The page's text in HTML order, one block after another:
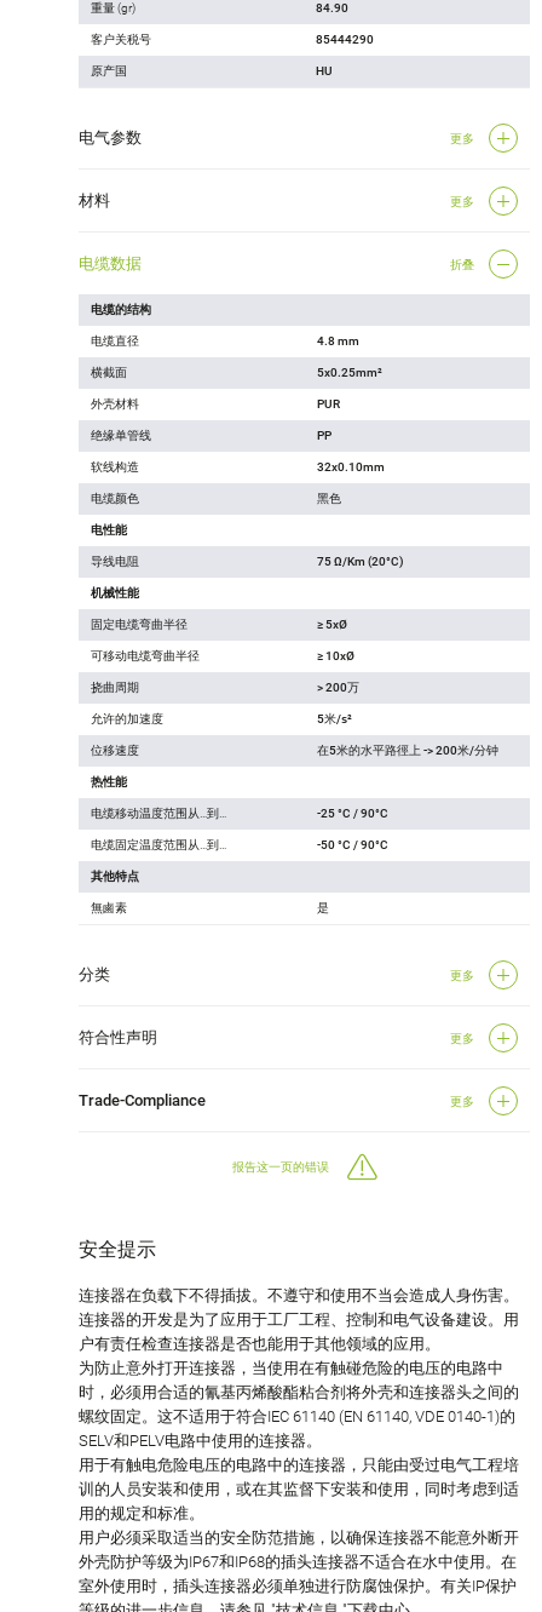
重量 (gr) 84.90
客户关税号 85444290
原产国 HU
电气参数 更多
材料 更多
电缆数据 折叠
电缆的结构
电缆直径 4.8 mm
横截面 5x0.25mm²
外壳材料 PUR
绝缘单管线 PP
软线构造 32x0.10mm
电缆颜色 黑色
电性能
导线电阻 75 Ω/Km (20°C)
机械性能
固定电缆弯曲半径 ≥ 5xØ
可移动电缆弯曲半径 ≥ 10xØ
挠曲周期 > 200万
允许的加速度 5米/s²
位移速度 在5米的水平路徑上 -> 200米/分钟
热性能
电缆移动温度范围从…到… -25 °C / 90°C
电缆固定温度范围从…到… -50 °C / 90°C
其他特点
無鹵素 是
分类 更多
符合性声明 更多
Trade-Compliance 更多
报告这一页的错误
安全提示
连接器在负载下不得插拔。不遵守和使用不当会造成人身伤害。
连接器的开发是为了应用于工厂工程、控制和电气设备建设。用
户有责任检查连接器是否也能用于其他领域的应用。
为防止意外打开连接器，当使用在有触碰危险的电压的电路中
时，必须用合适的氰基丙烯酸酯粘合剂将外壳和连接器头之间的
螺纹固定。这不适用于符合IEC 61140 (EN 61140, VDE 0140-1)的
SELV和PELV电路中使用的连接器。
用于有触电危险电压的电路中的连接器，只能由受过电气工程培
训的人员安装和使用，或在其监督下安装和使用，同时考虑到适
用的规定和标准。
用户必须采取适当的安全防范措施，以确保连接器不能意外断开
外壳防护等级为IP67和IP68的插头连接器不适合在水中使用。在
室外使用时，插头连接器必须单独进行防腐蚀保护。有关IP保护